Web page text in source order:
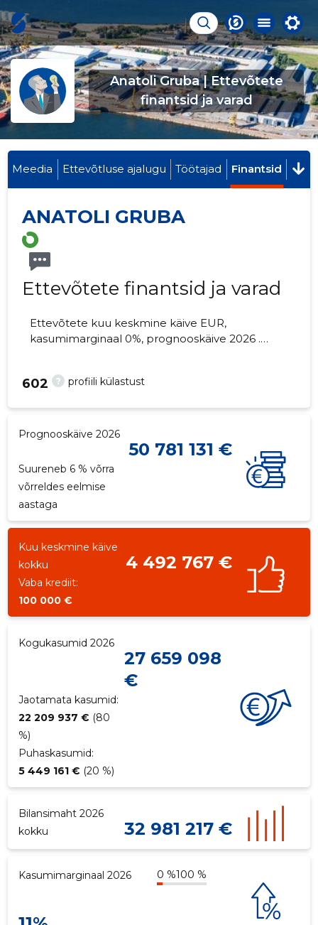
Anatoli Gruba | Ettevõtete
finantsid ja varad
Meedia Ettevõtluse ajalugu Töötajad Finantsid
ANATOLI GRUBA
Ettevõtete finantsid ja varad
Ettevõtete kuu keskmine käive EUR,
kasumimarginaal 0%, prognooskäive 2026 .
? profiili külastust
602
Prognooskäive 2026
50 781 131 €
Suureneb 6 % võrra
võrreldes eelmise
aastaga
Kuu keskmine käive
kokku
4 492 767 €
Vaba krediit:
100 000 €
Kogukasumid 2026
27 659 098
€
Jaotamata kasumid:
22 209 937 € (80
%)
Puhaskasumid:
5 449 161 € (20 %)
Bilansimaht 2026
kokku
32 981 217 €
Kasumimarginaal 2026 0 %100 %